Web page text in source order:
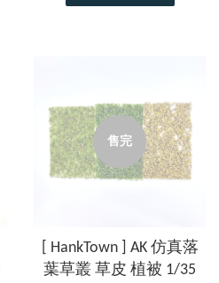
售完
[ HankTown ] AK 仿真落
葉草叢 草皮 植被 1/35